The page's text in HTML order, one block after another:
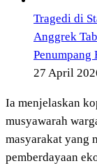
Tragedi di
Anggrek
Penumpang
27 April
Ia menjelaskan
musyawarah
masyarakat yang
pemberdayaan